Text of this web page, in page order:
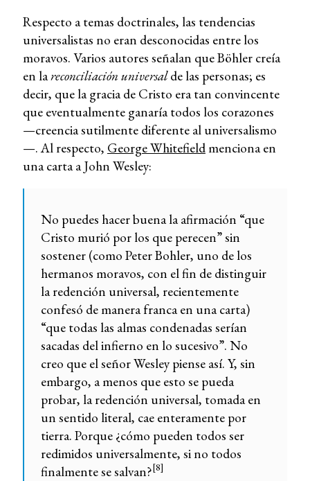
Respecto a temas doctrinales, las tendencias
universalistas no eran desconocidas entre los
moravos. Varios autores señalan que Böhler creía
en lareconciliación universalde las personas; es
decir, que la gracia de Cristo era tan convincente
que eventualmente ganaría todos los corazones
—creencia sutilmente diferente al universalismo
—. Al respecto, George Whitefieldmenciona en
una carta a John Wesley:
No puedes hacer buena la afirmación “que
Cristo murió por los que perecen” sin
sostener (como Peter Bohler, uno de los
hermanos moravos, con el fin de distinguir
la redención universal, recientemente
confesó de manera franca en una carta)
“que todas las almas condenadas serían
sacadas del infierno en lo sucesivo”. No
creo que el señor Wesley piense así. Y, sin
embargo, a menos que esto se pueda
probar, la redención universal, tomada en
un sentido literal, cae enteramente por
tierra. Porque ¿cómo pueden todos ser
redimidos universalmente, si no todos
finalmente se salvan?[8]